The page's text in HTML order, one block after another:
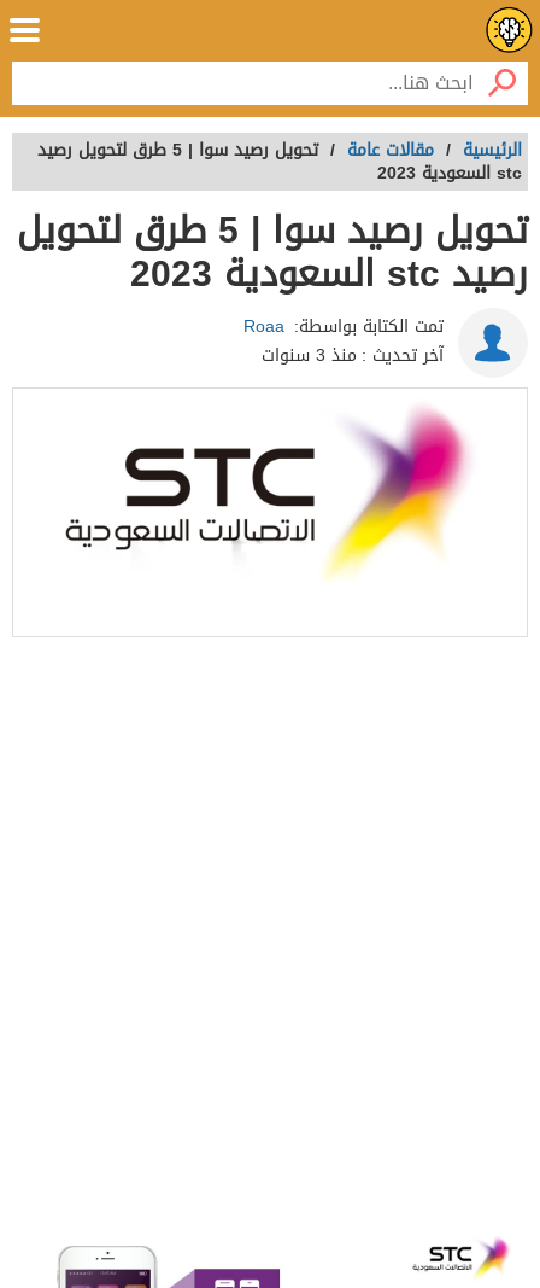
الرئيسية / مقالات عامة / تحويل رصيد سوا | 5 طرق لتحويل رصيد
stc السعودية 2023
تحويل رصيد سوا | 5 طرق لتحويل
رصيد stc السعودية 2023
تمت الكتابة بواسطة: Roaa
آخر تحديث : منذ 3 سنوات